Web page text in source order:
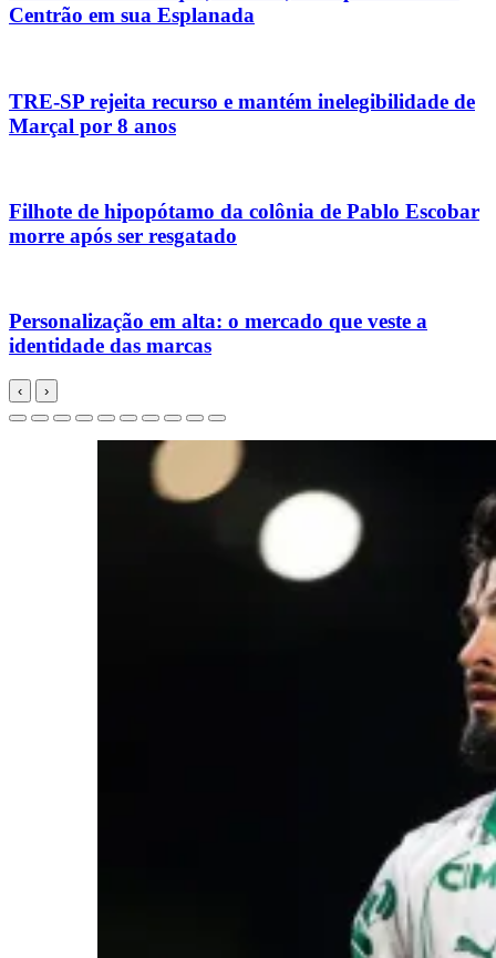
Centrão em sua Esplanada
TRE-SP rejeita recurso e mantém inelegibilidade de
Marçal por 8 anos
Filhote de hipopótamo da colônia de Pablo Escobar
morre após ser resgatado
Personalização em alta: o mercado que veste a
identidade das marcas
‹ ›